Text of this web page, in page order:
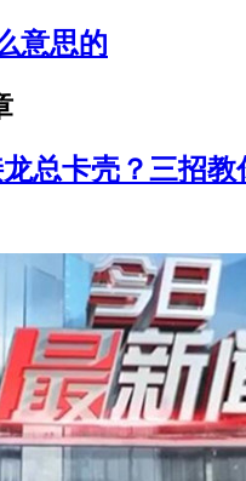
意思的
总卡壳？三招